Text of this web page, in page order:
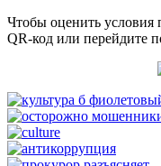
Чтобы оценить условия
QR-код или перейдите